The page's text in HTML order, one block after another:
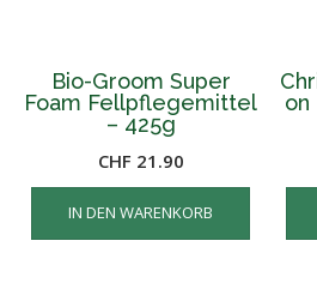
gewählt
Bio-Groom Super
Foam Fellpflegemittel
– 425g
CHF 21.90
IN DEN WARENKORB
on